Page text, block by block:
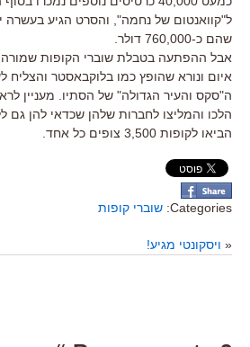
שהם כ-760,000 דולר.
אבל ההפתעה בטבלת שוברי הקופות שמורה
הלכו והמליצו לחברות שלהן שכדאי להן גם
הביאו לקופות 3,500 צופים כל אחד.
Categories: שוברי קופות
« ויסקונטי מגיע!